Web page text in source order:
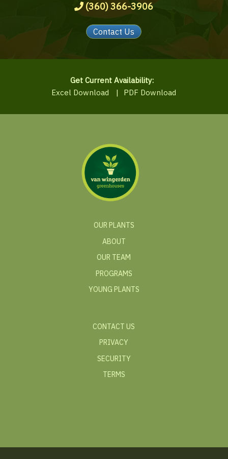
(360) 366-3906
Contact Us
Get Current Availability:
Excel Download
| PDF Download
OUR PLANTS
ABOUT
OUR TEAM
PROGRAMS
YOUNG PLANTS
CONTACT US
PRIVACY
SECURITY
TERMS